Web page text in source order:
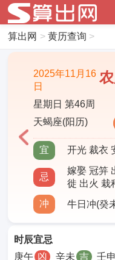
算出网 > 黄历查询 >
2025年11月16
日
星期日 第46周
天蝎座(阳历)
宜 开光 裁衣
忌
嫁娶 冠笄
徙 出火 栽
冲
牛日冲(癸
时辰宜忌
庚午 凶 辛未 吉 壬申